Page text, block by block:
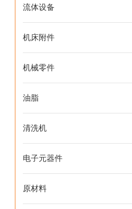
流体设备
机床附件
机械零件
油脂
清洗机
电子元器件
原材料